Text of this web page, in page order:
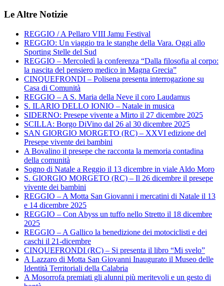
Le Altre Notizie
REGGIO / A Pellaro VIII Jamu Festival
REGGIO: Un viaggio tra le stanghe della Vara. Oggi allo
Sporting Stelle del Sud
REGGIO – Mercoledì la conferenza “Dalla filosofia al corpo:
la nascita del pensiero medico in Magna Grecia”
CINQUEFRONDI – Polisena presenta interrogazione su
Casa di Comunità
REGGIO – A S. Maria della Neve il coro Laudamus
S. ILARIO DELLO IONIO – Natale in musica
SIDERNO: Presepe vivente a Mirto il 27 dicembre 2025
SCILLA: Borgo DiVino dal 26 al 30 dicembre 2025
SAN GIORGIO MORGETO (RC) – XXVI edizione del
Presepe vivente dei bambini
A Bovalino il presepe che racconta la memoria contadina
della comunità
Sogno di Natale a Reggio il 13 dicembre in viale Aldo Moro
S. GIORGIO MORGETO (RC) – Il 26 dicembre il presepe
vivente dei bambini
REGGIO – A Motta San Giovanni i mercatini di Natale il 13
e 14 dicembre 2025
REGGIO – Con Abyss un tuffo nello Stretto il 18 dicembre
2025
REGGIO – A Gallico la benedizione dei motociclisti e dei
caschi il 21-dicembre
CINQUEFRONDI (RC) – Si presenta il libro “Mi svelo”
A Lazzaro di Motta San Giovanni Inaugurato il Museo delle
Identità Territoriali della Calabria
A Mosorrofa premiati gli alunni più meritevoli e un gesto di